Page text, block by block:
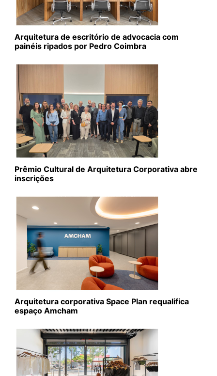
Arquitetura de escritório de advocacia com
painéis ripados por Pedro Coimbra
Prêmio Cultural de Arquitetura Corporativa abre
inscrições
Arquitetura corporativa Space Plan requalifica
espaço Amcham